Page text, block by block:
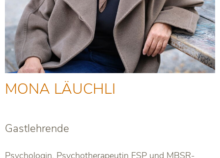
MONA LÄUCHLI
Gastlehrende
Psychologin, Psychotherapeutin FSP und MBSR-